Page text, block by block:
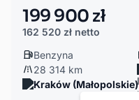
199 900 zł
162 520 zł netto
Benzyna
28 314 km
Kraków (Małopolskie)